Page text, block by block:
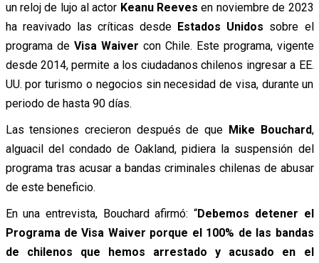
un reloj de lujo al actor Keanu Reeves en noviembre de 2023
ha reavivado las críticas desde Estados Unidos sobre el
programa de Visa Waiver con Chile. Este programa, vigente
desde 2014, permite a los ciudadanos chilenos ingresar a EE.
UU. por turismo o negocios sin necesidad de visa, durante un
periodo de hasta 90 días.
Las tensiones crecieron después de que Mike Bouchard,
alguacil del condado de Oakland, pidiera la suspensión del
programa tras acusar a bandas criminales chilenas de abusar
de este beneficio.
En una entrevista, Bouchard afirmó: “Debemos detener el
Programa de Visa Waiver porque el 100% de las bandas
de chilenos que hemos arrestado y acusado en el